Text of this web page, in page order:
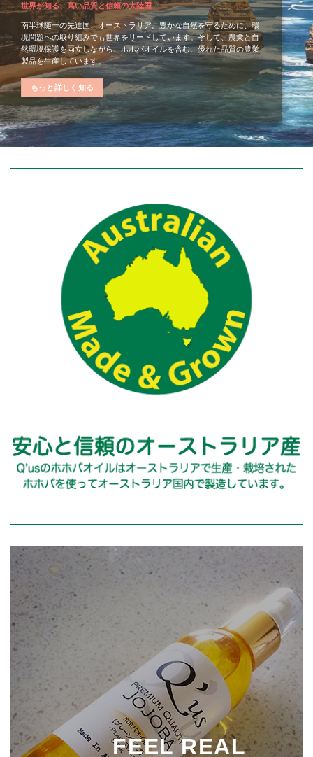
世界が知る、高い品質と信頼の大陸国
南半球随一の先進国、オーストラリア。豊かな自然を守るために、環
境問題への取り組みでも世界をリードしています。そして、農業と自
然環境保護を両立しながら、ホホバオイルを含む、優れた品質の農業
製品を生産しています。
もっと詳しく知る
FEEL REAL